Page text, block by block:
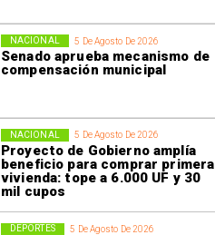
5 De Agosto De 2026
Senado aprueba mecanismo de
compensación municipal
NACIONAL
5 De Agosto De 2026
Proyecto de Gobierno amplía
beneficio para comprar primera
vivienda: tope a 6.000 UF y 30
mil cupos
NACIONAL
5 De Agosto De 2026
DEPORTES